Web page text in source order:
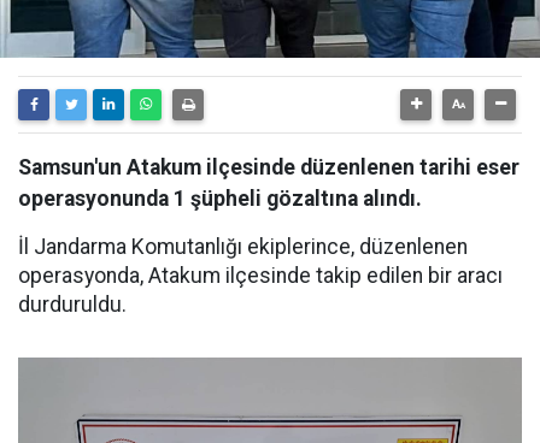
Samsun'un Atakum ilçesinde düzenlenen tarihi eser
operasyonunda 1 şüpheli gözaltına alındı.
İl Jandarma Komutanlığı ekiplerince, düzenlenen
operasyonda, Atakum ilçesinde takip edilen bir aracı
durduruldu.